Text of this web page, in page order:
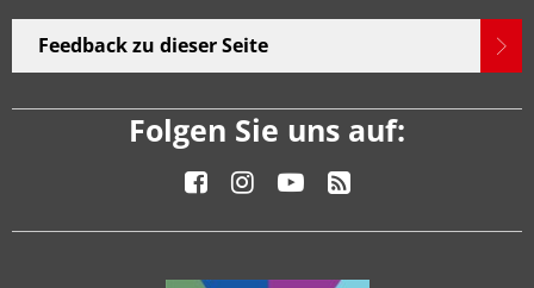
Feedback zu dieser Seite
Folgen Sie uns auf: